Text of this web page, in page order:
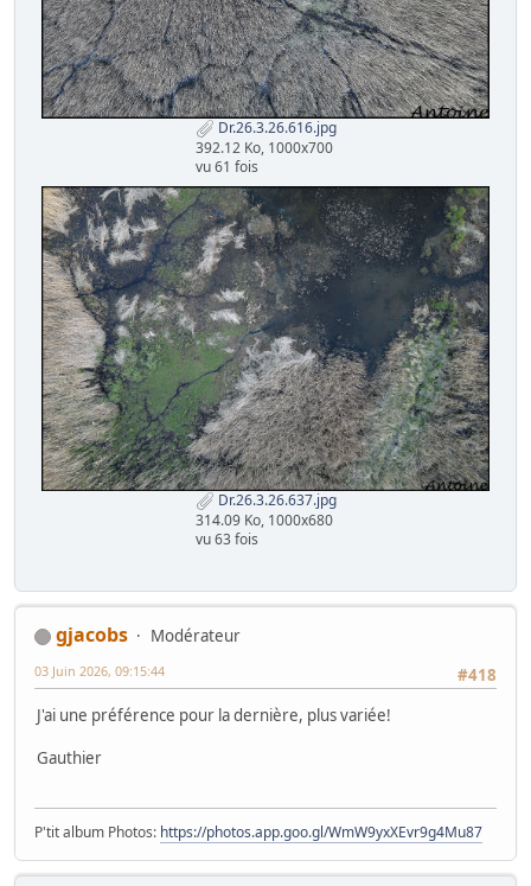
Dr.26.3.26.616.jpg
392.12 Ko, 1000x700
vu 61 fois
Dr.26.3.26.637.jpg
314.09 Ko, 1000x680
vu 63 fois
gjacobs
Modérateur
#418
03 Juin 2026, 09:15:44
J'ai une préférence pour la dernière, plus variée!
Gauthier
P'tit album Photos: https://photos.app.goo.gl/WmW9yxXEvr9g4Mu87